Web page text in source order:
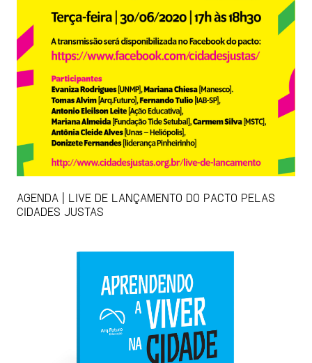
AGENDA | LIVE DE LANÇAMENTO DO PACTO PELAS
CIDADES JUSTAS